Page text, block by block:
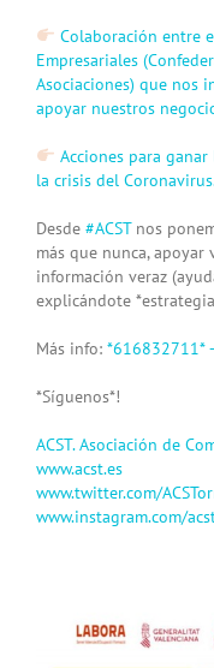
Colaboración entre
Empresariales
Asociaciones) que nos
apoyar nuestros
Acciones para ganar
la crisis del
Desde #ACSTnos
más que nunca,
información veraz
explicándote
Más info: *616832711*
*Síguenos*!
ACST. Asociación de
www.acst.es
www.twitter.com/
www.instagram.com/